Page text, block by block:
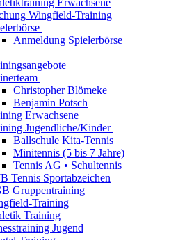
Erwachsene
Wingfield-Training
Anmeldung Spielerbörse
Christopher Blömeke
Benjamin Potsch
Erwachsene
Jugendliche/Kinder
Ballschule Kita-Tennis
Minitennis (5 bis 7 Jahre)
Tennis AG • Schultennis
Tennis Sportabzeichen
Gruppentraining
Training
Training
Jugend